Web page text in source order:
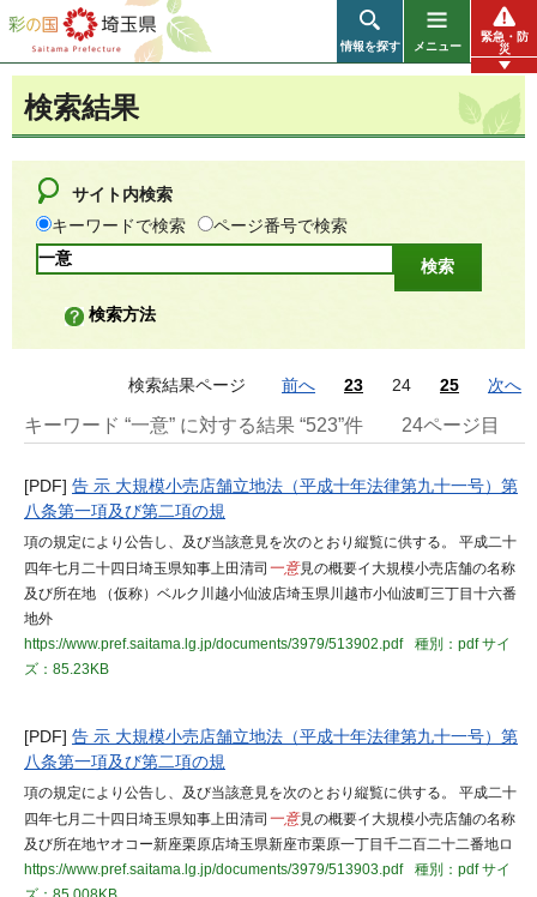
彩の国 埼玉県
情報を探す メニュー
緊急・防
災
検索結果
サイト内検索
キーワードで検索
ページ番号で検索
検索方法
検索結果ページ 前へ 23 24 25 次へ
キーワード “一意” に対する結果 “523”件 24ページ目
[PDF] 告 示 大規模小売店舗立地法（平成十年法律第九十一号）第
八条第一項及び第二項の規
項の規定により公告し、及び当該意見を次のとおり縦覧に供する。 平成二十
四年七月二十四日埼玉県知事上田清司 一意見の概要イ大規模小売店舗の名称
及び所在地 （仮称）ベルク川越小仙波店埼玉県川越市小仙波町三丁目十六番
地外
https://www.pref.saitama.lg.jp/documents/3979/513902.pdf
種別：pdfサイ
ズ：85.23KB
[PDF] 告 示 大規模小売店舗立地法（平成十年法律第九十一号）第
八条第一項及び第二項の規
項の規定により公告し、及び当該意見を次のとおり縦覧に供する。 平成二十
四年七月二十四日埼玉県知事上田清司 一意見の概要イ大規模小売店舗の名称
及び所在地ヤオコー新座栗原店埼玉県新座市栗原一丁目千二百二十二番地ロ
https://www.pref.saitama.lg.jp/documents/3979/513903.pdf
種別：pdfサイ